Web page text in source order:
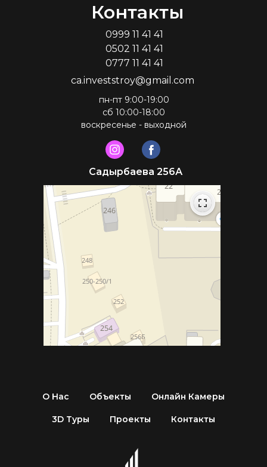
Контакты
0999 11 41 41
0502 11 41 41
0777 11 41 41
Садырбаева 256А
ca.investstroy@gmail.com
пн-пт 9:00-19:00
сб 10:00-18:00
воскресенье - выходной
О Нас Объекты Онлайн Камеры
3D Туры Проекты Контакты